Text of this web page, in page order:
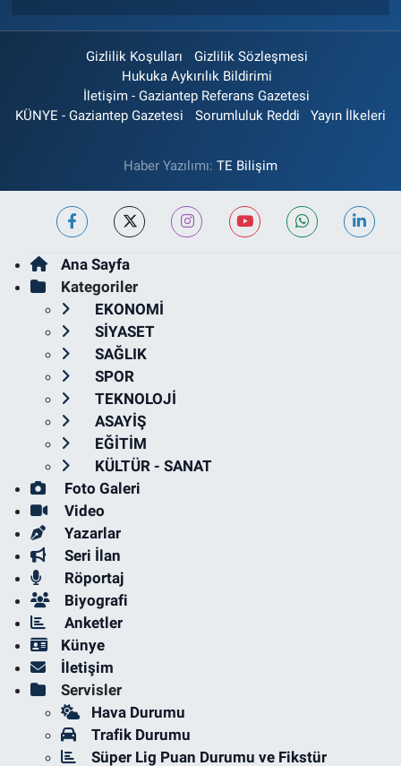
Gizlilik Koşulları
Gizlilik Sözleşmesi
Hukuka Aykırılık Bildirimi
İletişim - Gaziantep Referans Gazetesi
KÜNYE - Gaziantep Gazetesi
Sorumluluk Reddi Yayın İlkeleri
Haber Yazılımı: TE Bilişim
Ana Sayfa
Kategoriler
EKONOMİ
SİYASET
SAĞLIK
SPOR
TEKNOLOJİ
ASAYİŞ
EĞİTİM
KÜLTÜR - SANAT
Foto Galeri
Video
Yazarlar
Seri İlan
Röportaj
Biyografi
Anketler
Künye
İletişim
Servisler
Hava Durumu
Trafik Durumu
Süper Lig Puan Durumu ve Fikstür